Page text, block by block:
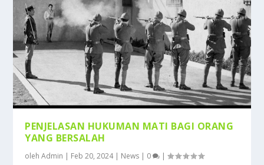
PENJELASAN HUKUMAN MATI BAGI ORANG
YANG BERSALAH
olehAdmin | Feb 20, 2024| News | 0 |